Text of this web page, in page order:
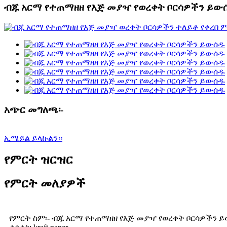
ብጁ አርማ የተጠማዘዘ የእጅ መያዣ የወረቀት ቦርሳዎችን
አጭር መግለጫ፡-
ኢሜይል ይላኩልን።
የምርት ዝርዝር
የምርት መለያዎች
የምርት ስም፡- ብጁ አርማ የተጠማዘዘ የእጅ መያዣ የወረቀት ቦርሳዎችን